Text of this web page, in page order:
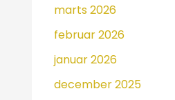
marts 2026
februar 2026
januar 2026
december 2025